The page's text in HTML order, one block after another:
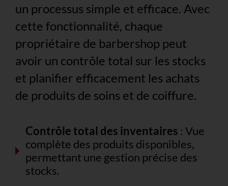
un processus simple et efficace. Avec
cette fonctionnalité, chaque
propriétaire de barbershop peut
avoir un contrôle total sur les stocks
et planifier efficacement les achats
de produits de soins et de coiffure.
Contrôle total des inventaires : Vue
complète des produits disponibles,
permettant une gestion précise des
stocks.